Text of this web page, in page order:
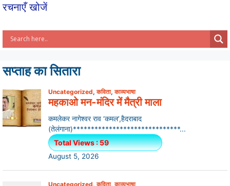
रचनाएँ खोजें
सप्ताह का सितारा